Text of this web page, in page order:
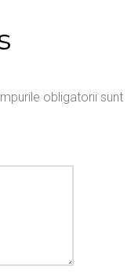
obligatorii sunt